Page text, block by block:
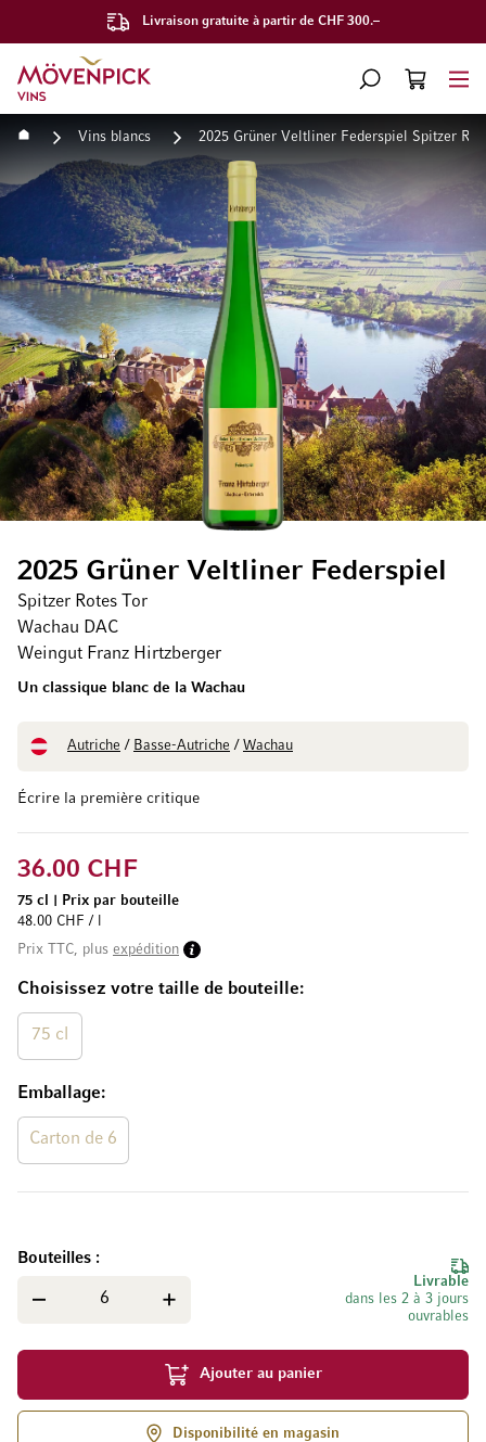
Livraison gratuite à partir de CHF 300.–
Aller à la page d'accueil
CHERCHERPANIER
Accueil Vins blancs 2025 Grüner Veltliner Federspiel Spitzer
Écrire la première critique
2025 Grüner Veltliner Federspiel
Spitzer Rotes Tor
Wachau DAC
Weingut Franz Hirtzberger
Un classique blanc de la Wachau
Autriche / Basse-Autriche / Wachau
Choisissez votre taille de bouteille
75 cl
Emballage
Carton de 6
36.00 CHF
75 cl
Prix par bouteille
48.00 CHF / l
Prix TTC, plus expédition
Livrable
dans les 2 à 3 jours
ouvrables
Bouteilles
Ajouter au panier
Disponibilité en magasin
Passer à la fin de la galerie d’images